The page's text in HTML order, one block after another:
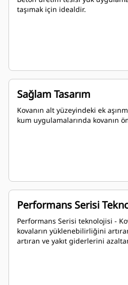
taşımak için idealdir.
Sağlam Tasarım
Kovanın alt yüzeyindeki ek
kum uygulamalarında kovanın
Performans Serisi
Performans Serisi teknolojisi -
kovaların yüklenebilirliğini
artıran ve yakıt giderlerini